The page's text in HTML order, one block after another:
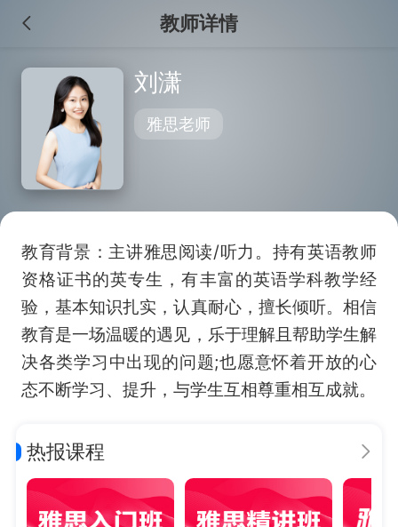
教师详情
刘潇
雅思老师
教育背景：主讲雅思阅读/听力。持有英语教师
资格证书的英专生，有丰富的英语学科教学经
验，基本知识扎实，认真耐心，擅长倾听。相信
教育是一场温暖的遇见，乐于理解且帮助学生解
决各类学习中出现的问题;也愿意怀着开放的心
态不断学习、提升，与学生互相尊重相互成就。
热报课程